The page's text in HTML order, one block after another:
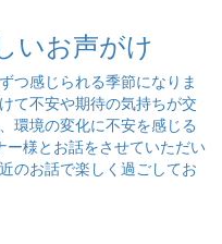
いお声がけ
つ感じられる季節になりま
て不安や期待の気持ちが交
環境の変化に不安を感じる
様とお話をさせていただい
のお話で楽しく過ごしてお